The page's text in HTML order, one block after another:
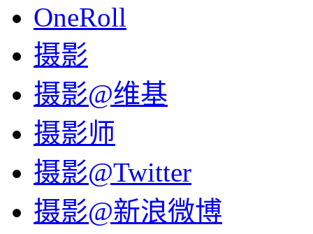
OneRoll
摄影
摄影@维基
摄影师
摄影@Twitter
摄影@新浪微博